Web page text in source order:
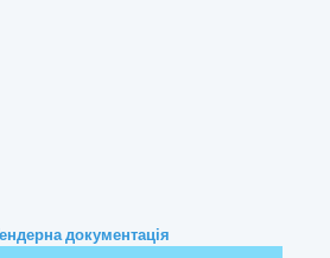
документація